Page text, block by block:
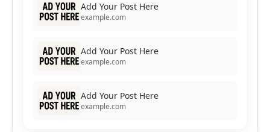
Add Your Post Here
example.com
Add Your Post Here
example.com
Add Your Post Here
example.com